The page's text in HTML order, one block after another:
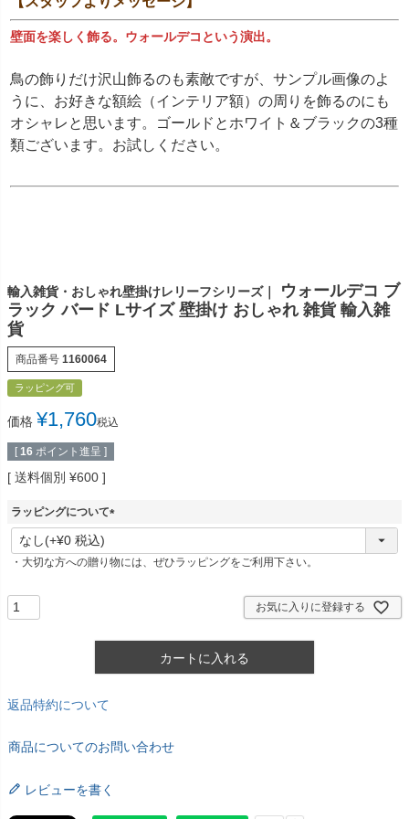
壁面を楽しく飾る。ウォールデコという演出。
鳥の飾りだけ沢山飾るのも素敵ですが、サンプル画像のよ
うに、お好きな額絵（インテリア額）の周りを飾るのにも
オシャレと思います。ゴールドとホワイト＆ブラックの3種
類ございます。お試しください。
輸入雑貨・おしゃれ壁掛けレリーフシリーズ｜
ウォールデコ ブ
ラック バード Lサイズ 壁掛け おしゃれ 雑貨 輸入雑
貨
商品番号 1160064
ラッピング可
価格 ¥1,760税込
[ 16 ポイント進呈 ]
送料個別 ¥600
ラッピングについて
(
須
・大切な方への贈り物には、ぜひラッピングをご利用下さい。
お気に入りに登録する
カートに入れる
返品特約について
商品についてのお問い合わせ
レビューを書く